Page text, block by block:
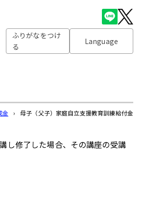
ふりがなをつけ
る
Language
金 › 母子（父子）家庭自立支援教育訓練給付金
し修了した場合、その講座の受講